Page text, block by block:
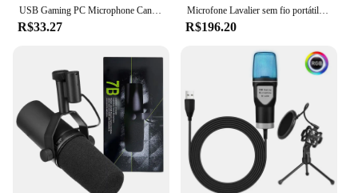
R$33.27
Microfone Lavalier sem fio portátil, Gravação de Vídeo Áudio, Mini Mic para iPhone, Android, Transmissão ao Vivo, Jogos, Telefone, Novo
R$196.20